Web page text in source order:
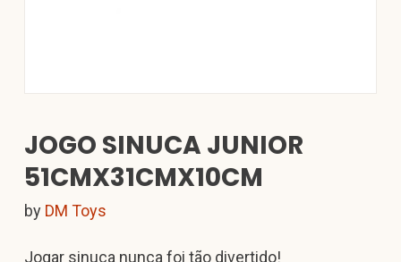
JOGO SINUCA JUNIOR
51CMX31CMX10CM
by DM Toys
Jogar sinuca nunca foi tão divertido!